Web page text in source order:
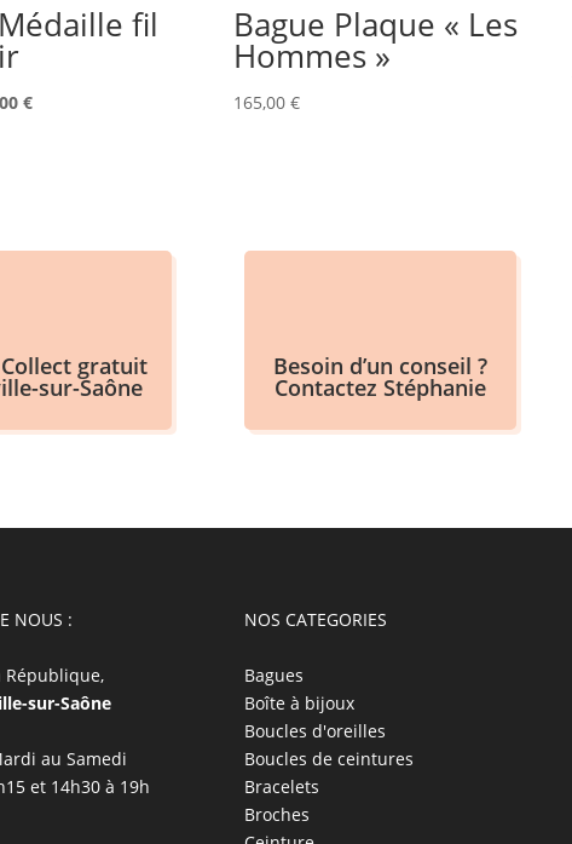
fil
€Le
Bague Plaque « Les
Hommes »
165,00 €
gratuit
sur-Saône
Besoin d’un conseil ?
Contactez Stéphanie
NOUS :
République,
sur-Saône
au Samedi
et 14h30 à 19h
NOS CATEGORIES
Bagues
Boîte à bijoux
Boucles d'oreilles
Boucles de ceintures
Bracelets
Broches